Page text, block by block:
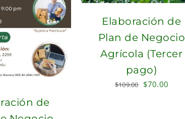
de
Elaboración de
Plan de Negocio
Agrícola (Tercer
pago)
$109.00 Original
$70.00